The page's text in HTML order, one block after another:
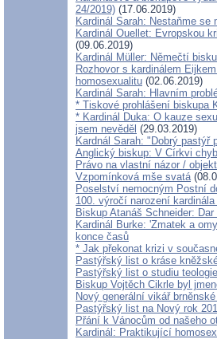
24/2019) (17.06.2019)
Kardinál Sarah: Nestaňme
Kardinál Ouellet: Evropskou
(09.06.2019)
Kardinál Müller: Němečtí
Rozhovor s kardinálem
homosexualitu (02.06.2019)
Kardinál Sarah: Hlavním
* Tiskové prohlášení biskupa
* Kardinál Duka: O kauze
jsem nevěděl (29.03.2019)
Kardnál Sarah: "Dobrý
Anglický biskup: V Církvi
Právo na vlastní názor /
Vzpomínková mše svatá
Poselství nemocným Postní
100. výročí narození
Biskup Atanáš Schneider:
Kardinál Burke: 'Zmatek a
konce časů
* Jak překonat krizi v
Pastýřský list o kráse
Pastýřský list o studiu teologie
Biskup Vojtěch Cikrle byl
Nový generální vikář
Pastýřský list na Nový rok
Přání k Vánocům od našeho
Kardinál: Praktikující